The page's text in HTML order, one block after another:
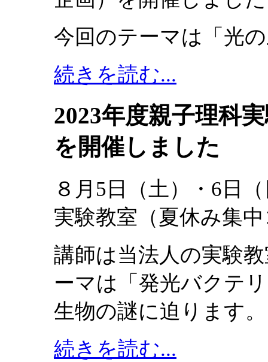
今回のテーマは「光
続きを読む...
2023年度親子理科
を開催しました
８月5日（土）・6日
実験教室（夏休み集
講師は当法人の実験
ーマは「発光バクテ
生物の謎に迫ります。
続きを読む...